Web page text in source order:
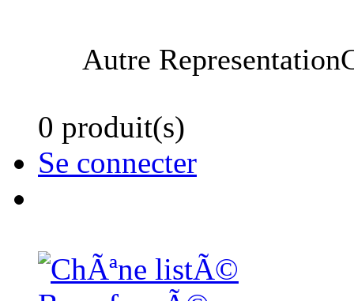
Autre
0 produit(s)
Se connecter